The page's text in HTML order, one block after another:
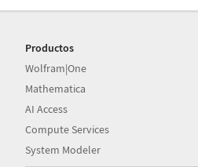
Productos
Wolfram|One
Mathematica
AI Access
Compute Services
System Modeler